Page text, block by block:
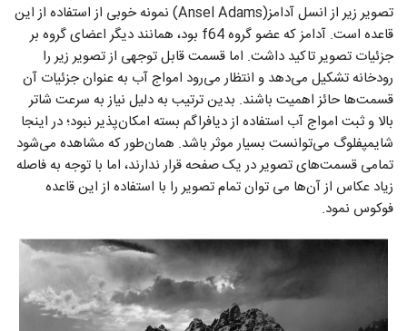
تصویر زیر از انسل آدامز(Ansel Adams) نمونه خوبی از استفاده از این
قاعده است. آدامز که عضو گروه f64 بود، همانند دیگر اعضای گروه بر
جزئیات تصویر تاکید داشت. اما قسمت قابل توجهی از تصویر زیر را
رودخانه تشکیل می‌دهد و انتظار می‌رود امواج آب به عنوان جزئیات آن
قسمت‌ها حائز اهمیت باشند. بدین ترتیب به دلیل نیاز به سرعت شاتر
بالا و ثبت امواج آب استفاده از دیافراگم بسته امکان‌پذیر نبود؛ در اینجا
شایمپفلوگ می‌توانست بسیار موثر باشد. همان‌طور که مشاهده می‌شود
تمامی قسمت‌های تصویر در یک صفحه قرار ندارند، اما با توجه به فاصله
زیاد عکاس از آن‌ها می توان تمام تصویر را با استفاده از این قاعده
فوکوس نمود.